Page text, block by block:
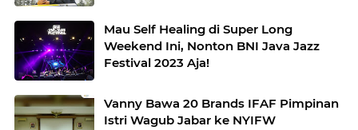
Mau Self Healing di Super Long
Weekend Ini, Nonton BNI Java Jazz
Festival 2023 Aja!
Vanny Bawa 20 Brands IFAF Pimpinan
Istri Wagub Jabar ke NYIFW